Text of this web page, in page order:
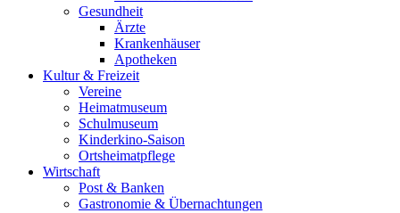
Gesundheit
Ärzte
Krankenhäuser
Apotheken
Kultur & Freizeit
Vereine
Heimatmuseum
Schulmuseum
Kinderkino-Saison
Ortsheimatpflege
Wirtschaft
Post & Banken
Gastronomie & Übernachtungen